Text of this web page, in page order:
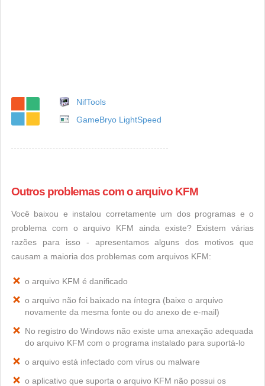
NifTools
GameBryo LightSpeed
Outros problemas com o arquivo KFM
Você baixou e instalou corretamente um dos programas e o
problema com o arquivo KFM ainda existe? Existem várias
razões para isso - apresentamos alguns dos motivos que
causam a maioria dos problemas com arquivos KFM:
o arquivo KFM é danificado
o arquivo não foi baixado na íntegra (baixe o arquivo
novamente da mesma fonte ou do anexo de e-mail)
No registro do Windows não existe uma anexação adequada
do arquivo KFM com o programa instalado para suportá-lo
o arquivo está infectado com vírus ou malware
o aplicativo que suporta o arquivo KFM não possui os